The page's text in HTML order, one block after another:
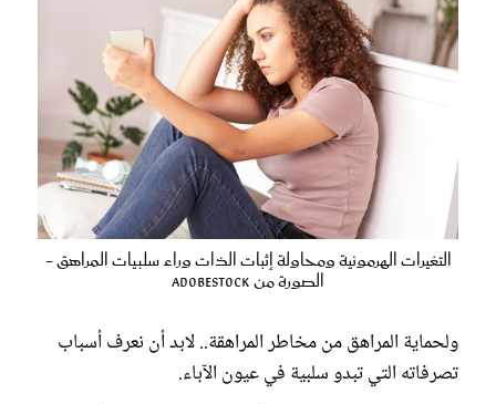
التغيرات الهرمونية ومحاولة إثبات الذات وراء سلبيات المراهق -
الصورة من Adobestock
ولحماية المراهق من مخاطر المراهقة.. لابد أن نعرف أسباب
تصرفاته التي تبدو سلبية في عيون الآباء.